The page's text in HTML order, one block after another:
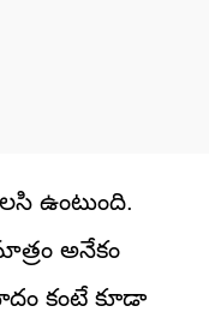
ఉంటుంది.
అనేకం
కంటే కూడా